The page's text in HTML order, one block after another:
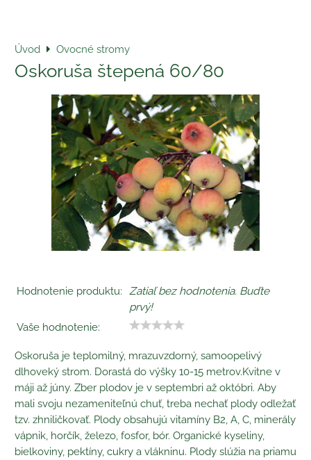
Úvod Ovocné stromy
Oskoruša štepená 60/80
Hodnotenie produktu:
Zatiaľ bez hodnotenia. Buďte
prvý!
Vaše hodnotenie:
Oskoruša je teplomilný, mrazuvzdorný, samoopelivý
dlhoveký strom. Dorastá do výšky 10-15 metrov.Kvitne v
máji až júny. Zber plodov je v septembri až októbri. Aby
mali svoju nezameniteľnú chuť, treba nechať plody odležať
tzv. zhniličkovať. Plody obsahujú vitamíny B2, A, C, minerály
vápnik, horčík, železo, fosfor, bór. Organické kyseliny,
bielkoviny, pektíny, cukry a vlákninu. Plody slúžia na priamu